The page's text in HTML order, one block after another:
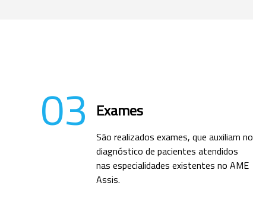
03 Exames
São realizados exames, que auxiliam no
diagnóstico de pacientes atendidos
nas especialidades existentes no AME
Assis.